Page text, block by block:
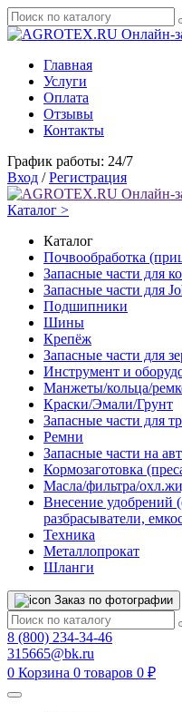
Онлайн-
Главная
Услуги
Оплата
Отзывы
Контакты
График работы: 24/7
Вход / Регистрация
Онлайн-
Каталог >
Каталог
Почвообработка
Запасные части для
Запасные части для
Подшипники
Шины
Крепёж
Запасные части для
Инструмент и
Манжеты/кольца/
Краски/Эмали/Грунт
Запасные части для
Ремни
Запасные части на
Кормозаготовка
Масла/фильтра/
Внесение удобрений
разбрасыватели,
Техника
Металлопрокат
Шланги
Заказ по фотографии
8 (800) 234-34-46
315665@bk.ru
0 Корзина 0 товаров 0 ₽